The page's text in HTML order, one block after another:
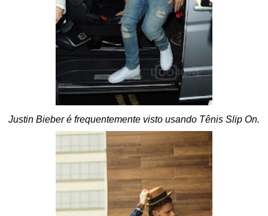
Justin Bieber é frequentemente visto usando Tênis Slip On.